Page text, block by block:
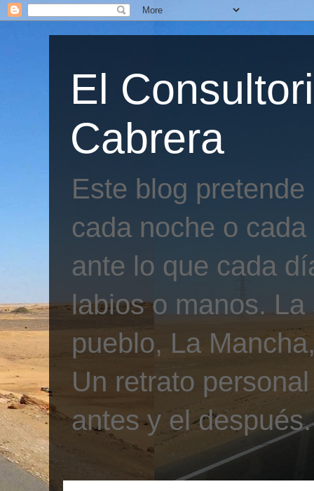
El
Cabrera
Este blog
cada noche o
ante lo que cada
labios o manos.
pueblo, La
Un retrato
antes y el después.